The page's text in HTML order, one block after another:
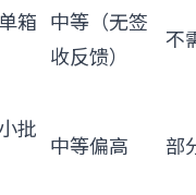
箱 中等（无签
收反馈）
不
批
中等偏高 部